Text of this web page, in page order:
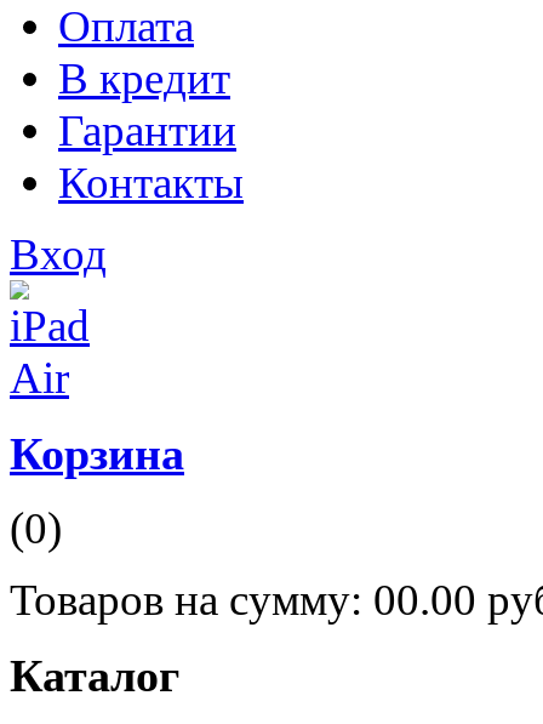
Оплата
В кредит
Гарантии
Контакты
Вход
Корзина
(0)
Товаров на сумму: 00.00
Каталог